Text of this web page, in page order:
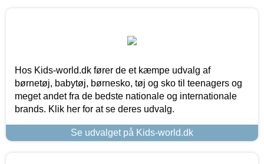
Hos Kids-world.dk fører de et kæmpe udvalg af
børnetøj, babytøj, børnesko, tøj og sko til teenagers og
meget andet fra de bedste nationale og internationale
brands. Klik her for at se deres udvalg.
Se udvalget på Kids-world.dk